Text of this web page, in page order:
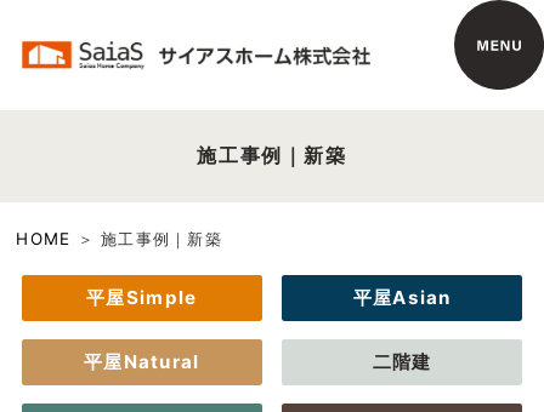
施工事例｜新築
HOME 施工事例｜新築
平屋Simple 平屋Asian
平屋Natural 二階建